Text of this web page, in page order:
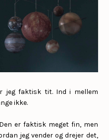
jeg faktisk tit. Ind i mellem
ikke.
er faktisk meget fin, men
jeg vender og drejer det,